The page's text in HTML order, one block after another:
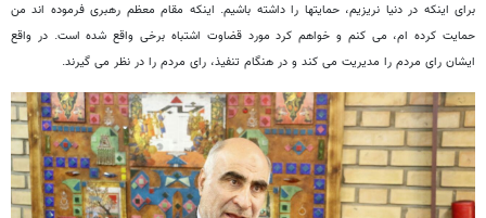
برای اینکه در دنیا نریزیم، حمایتها را داشته باشیم. اینکه مقام معظم رهبری فرموده اند من
حمایت کرده ام، می کنم و خواهم کرد مورد قضاوت اشتباه برخی واقع شده است. در واقع
ایشان رای مردم را مدیریت می کند و در هنگام تنفیذ، رای مردم را در نظر می گیرند.